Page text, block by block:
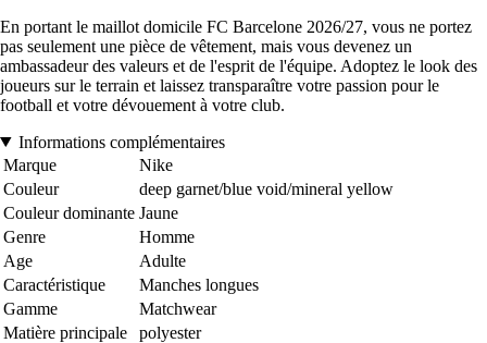
En portant le maillot domicile FC Barcelone 2026/27, vous ne portez
pas seulement une pièce de vêtement, mais vous devenez un
ambassadeur des valeurs et de l'esprit de l'équipe. Adoptez le look des
joueurs sur le terrain et laissez transparaître votre passion pour le
football et votre dévouement à votre club.
Informations complémentaires
Marque
Nike
Couleur
deep garnet/blue void/mineral yellow
Couleur dominante Jaune
Genre
Homme
Age
Adulte
Caractéristique
Manches longues
Gamme
Matchwear
Matière principale
polyester